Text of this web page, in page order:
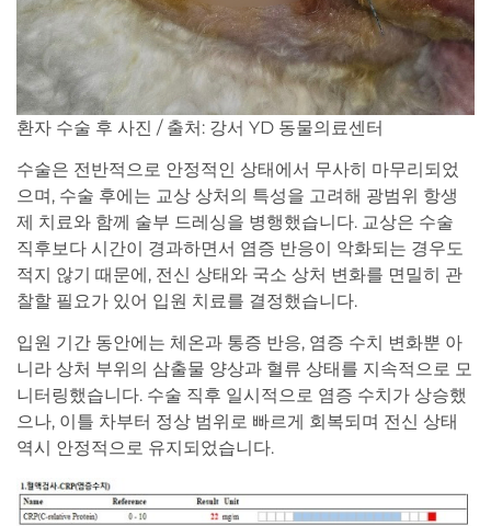
환자 수술 후 사진 / 출처: 강서 YD 동물의료센터
수술은 전반적으로 안정적인 상태에서 무사히 마무리되었
으며, 수술 후에는 교상 상처의 특성을 고려해 광범위 항생
제 치료와 함께 술부 드레싱을 병행했습니다. 교상은 수술
직후보다 시간이 경과하면서 염증 반응이 악화되는 경우도
적지 않기 때문에, 전신 상태와 국소 상처 변화를 면밀히 관
찰할 필요가 있어 입원 치료를 결정했습니다.
입원 기간 동안에는 체온과 통증 반응, 염증 수치 변화뿐 아
니라 상처 부위의 삼출물 양상과 혈류 상태를 지속적으로 모
니터링했습니다. 수술 직후 일시적으로 염증 수치가 상승했
으나, 이틀 차부터 정상 범위로 빠르게 회복되며 전신 상태
역시 안정적으로 유지되었습니다.